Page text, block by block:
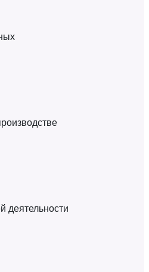
деятельности